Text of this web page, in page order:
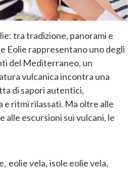
tra tradizione, panorami e
Eolie rappresentano uno degli
del Mediterraneo, un
vulcanica incontra una
di sapori autentici,
e ritmi rilassati. Ma oltre alle
alle escursioni sui vulcani, le
, eolie vela, isole eolie vela,